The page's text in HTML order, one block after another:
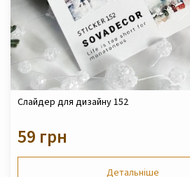
Слайдер для дизайну 152
59 грн
Детальніше